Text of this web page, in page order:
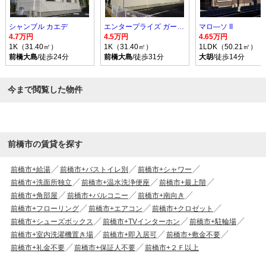
シャンブル カエデ
4.7万円
1K（31.40㎡）
前橋大島/徒歩24分
エンタープライズ ガーデン
4.5万円
1K（31.40㎡）
前橋大島/徒歩31分
マロ―ソ II
4.65万円
1LDK（50.21㎡）
大胡/徒歩14分
今まで閲覧した物件
前橋市の賃貸を探す
前橋市+給湯 前橋市+バストイレ別
前橋市+シャワー
前橋市+洗面所独立
前橋市+温水洗浄便座
前橋市+最上階
前橋市+角部屋
前橋市+バルコニー
前橋市+南向き
前橋市+フローリング
前橋市+エアコン
前橋市+クロゼット
前橋市+シューズボックス
前橋市+TVインターホン
前橋市+駐輪場
前橋市+室内洗濯機置き場
前橋市+即入居可
前橋市+敷金不要
前橋市+礼金不要
前橋市+保証人不要 前橋市+２Ｆ以上